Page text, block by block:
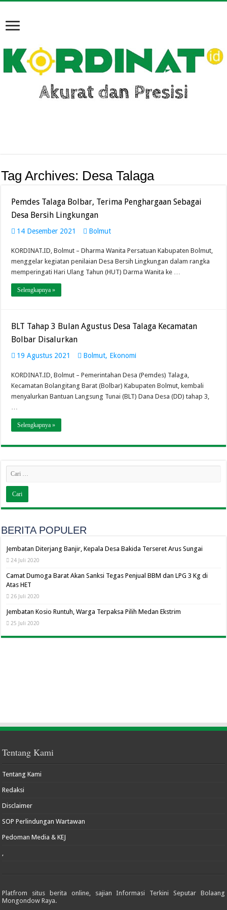
Tag Archives: Desa Talaga
Pemdes Talaga Bolbar, Terima Penghargaan Sebagai
Desa Bersih Lingkungan
14 Desember 2021 Bolmut
KORDINAT.ID, Bolmut – Dharma Wanita Persatuan Kabupaten Bolmut,
menggelar kegiatan penilaian Desa Bersih Lingkungan dalam rangka
memperingati Hari Ulang Tahun (HUT) Darma Wanita ke …
Selengkapnya »
BLT Tahap 3 Bulan Agustus Desa Talaga Kecamatan
Bolbar Disalurkan
19 Agustus 2021 Bolmut, Ekonomi
KORDINAT.ID, Bolmut – Pemerintahan Desa (Pemdes) Talaga,
Kecamatan Bolangitang Barat (Bolbar) Kabupaten Bolmut, kembali
menyalurkan Bantuan Langsung Tunai (BLT) Dana Desa (DD) tahap 3,
…
Selengkapnya »
BERITA POPULER
Jembatan Diterjang Banjir, Kepala Desa Bakida Terseret Arus Sungai
24 Juli 2020
Camat Dumoga Barat Akan Sanksi Tegas Penjual BBM dan LPG 3 Kg di
Atas HET
26 Juli 2020
Jembatan Kosio Runtuh, Warga Terpaksa Pilih Medan Ekstrim
25 Juli 2020
Tentang Kami
Tentang Kami
Redaksi
Disclaimer
SOP Perlindungan Wartawan
Pedoman Media & KEJ
,
Platfrom situs berita online, sajian Informasi Terkini Seputar Bolaang
Mongondow Raya.